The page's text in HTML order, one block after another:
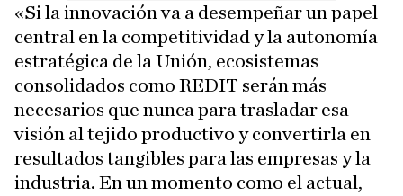
«Si la innovación va a desempeñar un papel
central en la competitividad y la autonomía
estratégica de la Unión, ecosistemas
consolidados como REDIT serán más
necesarios que nunca para trasladar esa
visión al tejido productivo y convertirla en
resultados tangibles para las empresas y la
industria. En un momento como el actual,